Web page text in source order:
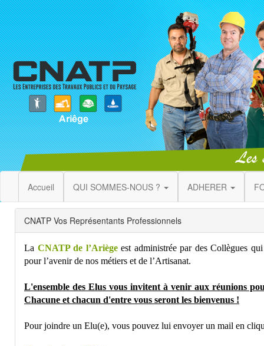
Accueil QUI SOMMES-NOUS ? ADHERER
CNATP Vos Représentants Professionnels
La CNATP de l’Ariègeest administrée par des Collègues
pour l’avenir de nos métiers et de l’Artisanat.
L'ensemble des Elus vous invitent à venir aux réunions
Chacune et chacun d'entre vous seront les bienvenus !
Pour joindre un Elu(e), vous pouvez lui envoyer un mail en